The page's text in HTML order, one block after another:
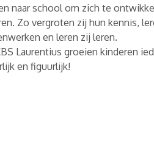
naar school om zich te
Zo vergroten zij hun kennis,
en leren zij leren.
Laurentius groeien kinderen
en figuurlijk!